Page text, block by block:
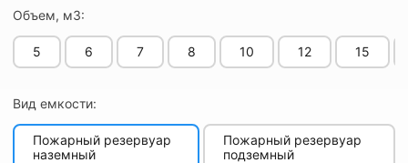
Объем, м3:
5 6 7 8 10 12 15
Вид емкости:
Пожарный резервуар
наземный
Пожарный резервуар
подземный